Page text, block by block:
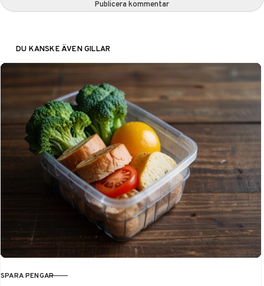
Publicera kommentar
DU KANSKE ÄVEN GILLAR
KATEGORI
SPARA PENGAR